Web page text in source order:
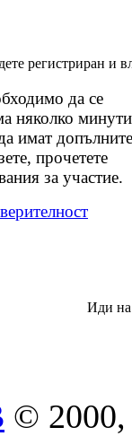
регистриран и
да се
няколко
имат
прочетете
за участие.
Иди
© 2000,